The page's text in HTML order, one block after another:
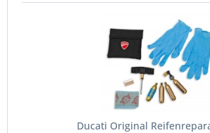
Ducati Original